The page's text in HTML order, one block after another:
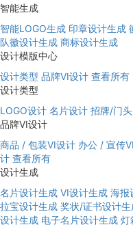
智能生成
智能LOGO生成 印章设计生成
队徽设计生成 商标设计生成
设计模版中心
设计类型 品牌VI设计 查看所有
设计类型
LOGO设计 名片设计 招牌/门头
品牌VI设计
商品 / 包装VI设计 办公 / 宣传
计 查看所有
设计生成
名片设计生成 VI设计生成 海报
拉宝设计生成 奖状/证书设计生
设计生成 电子名片设计生成 灯